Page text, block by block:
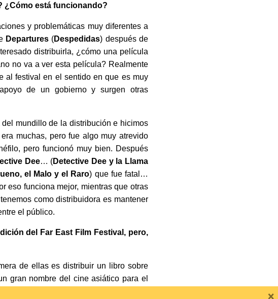
¿Cómo está funcionando?
y problemáticas muy diferentes a
Departures (Despedidas) después de
distribuirla, ¿cómo una película
no va a ver esta película? Realmente
al festival en el sentido en que es muy
de un gobierno y surgen otras
mundillo de la distribución e hicimos
muchas, pero fue algo muy atrevido
pero funcionó muy bien. Después
Dee… (Detective Dee y la Llama
el Malo y el Raro) que fue fatal…
eso funciona mejor, mientras que otras
como distribuidora es mantener
el público.
del Far East Film Festival, pero,
de ellas es distribuir un libro sobre
gran nombre del cine asiático para el
pero… quizás venga de Japón.
×